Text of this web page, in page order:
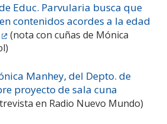
Educ. Parvularia busca que
contenidos acordes a la edad
(nota con cuñas de Mónica
Manhey, del Depto. de
proyecto de sala cuna
en Radio Nuevo Mundo)